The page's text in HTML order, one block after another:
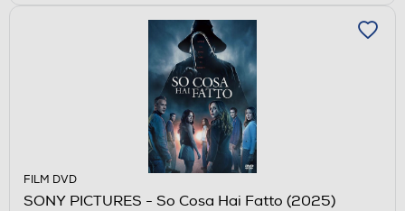
FILM DVD
SONY PICTURES - So Cosa Hai Fatto (2025)